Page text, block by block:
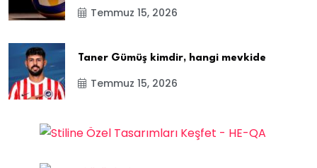
Temmuz 15, 2026
Taner Gümüş kimdir, hangi mevkide
Temmuz 15, 2026